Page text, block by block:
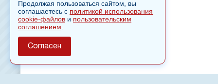
Продолжая пользоваться сайтом, вы
соглашаетесь с политикой использования
cookie-файлов и пользовательским
соглашением
Согласен